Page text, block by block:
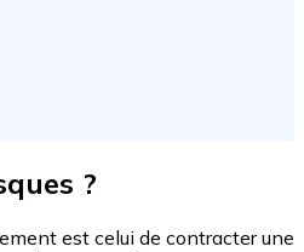
?
est celui de contracter une